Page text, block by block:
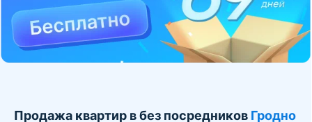
Продажа квартир в без посредников Гродно